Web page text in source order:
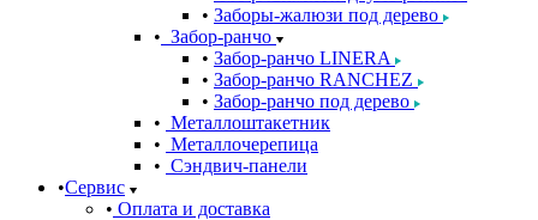
Заборы-жалюзи под дерево
Забор-ранчо
Забор-ранчо LINERA
Забор-ранчо RANCHEZ
Забор-ранчо под дерево
Металлоштакетник
Металлочерепица
Сэндвич-панели
Сервис
Оплата и доставка